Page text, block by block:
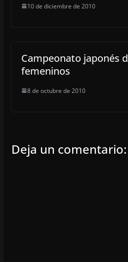
10 de diciembre de 2010
Campeonato japonés
femeninos
8 de octubre de 2010
Deja un comentario: